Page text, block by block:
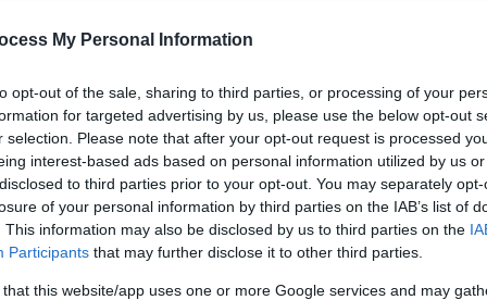
My Personal Information
opt-out of the sale, sharing to third parties, or processing of your
for targeted advertising by us, please use the below opt-out
selection. Please note that after your opt-out request is processed
interest-based ads based on personal information utilized by us
to third parties prior to your opt-out. You may separately
of your personal information by third parties on the IAB’s list of
This information may also be disclosed by us to third parties on the
Participants that may further disclose it to other third parties.
that this website/app uses one or more Google services and may
«επίθεση» με drones -
σενάρια», λέει ο Τουσκ
πως ενώ η Πολωνία εκτιμά όλες τις
αρκούν» και η Πολωνία θα ζητήσει «πολύ
τουΝΑΤΟ.